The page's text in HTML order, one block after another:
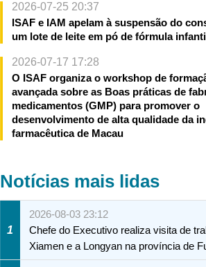
2026-07-25 20:37
ISAF e IAM apelam à suspensão do
um lote de leite em pó de fórmula
2026-07-17 17:28
O ISAF organiza o workshop de
avançada sobre as Boas práticas de
medicamentos (GMP) para promover o
desenvolvimento de alta qualidade da
farmacêutica de Macau
Notícias mais lidas
1
2026-08-03 23:12
Chefe do Executivo realiza visita de
Xiamen e a Longyan na província de